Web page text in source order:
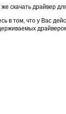
скачать драйвер
в том, что у Вас